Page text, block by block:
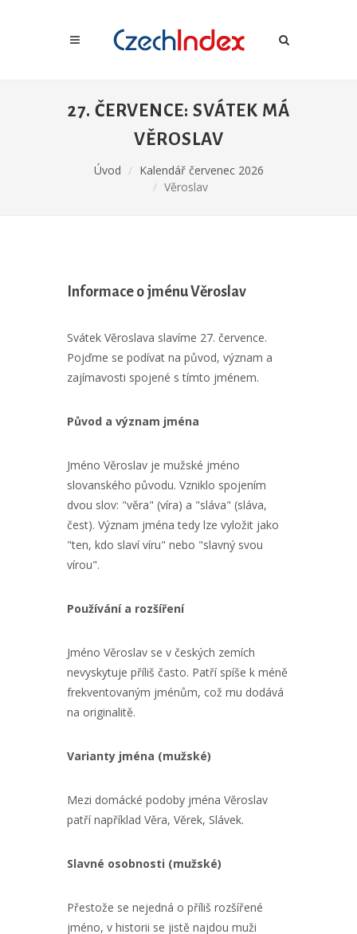
27. ČERVENCE: SVÁTEK MÁ
VĚROSLAV
Úvod
Kalendář červenec 2026
Věroslav
Informace o jménu Věroslav
Svátek Věroslava slavíme 27. července.
Pojďme se podívat na původ, význam a
zajímavosti spojené s tímto jménem.
Původ a význam jména
Jméno Věroslav je mužské jméno
slovanského původu. Vzniklo spojením
dvou slov: "věra" (víra) a "sláva" (sláva,
čest). Význam jména tedy lze vyložit jako
"ten, kdo slaví víru" nebo "slavný svou
vírou".
Používání a rozšíření
Jméno Věroslav se v českých zemích
nevyskytuje příliš často. Patří spíše k méně
frekventovaným jménům, což mu dodává
na originalitě.
Varianty jména (mužské)
Mezi domácké podoby jména Věroslav
patří například Věra, Věrek, Slávek.
Slavné osobnosti (mužské)
Přestože se nejedná o příliš rozšířené
jméno, v historii se jistě najdou muži